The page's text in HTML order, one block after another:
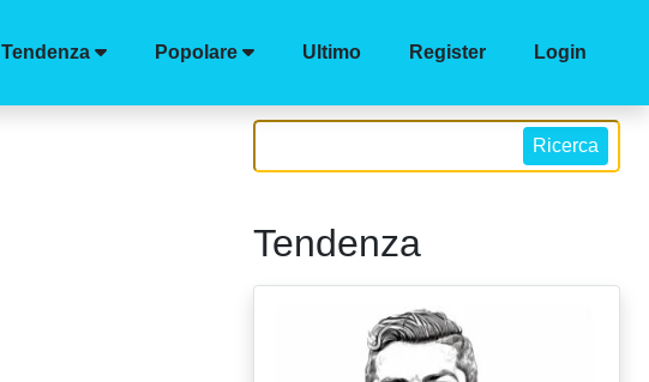
Tendenza Popolare Ultimo Register Login
Ricerca
Tendenza